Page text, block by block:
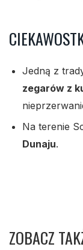
Jedną z
zegarów z
Na terenie
Dunaju.
ZOBACZ